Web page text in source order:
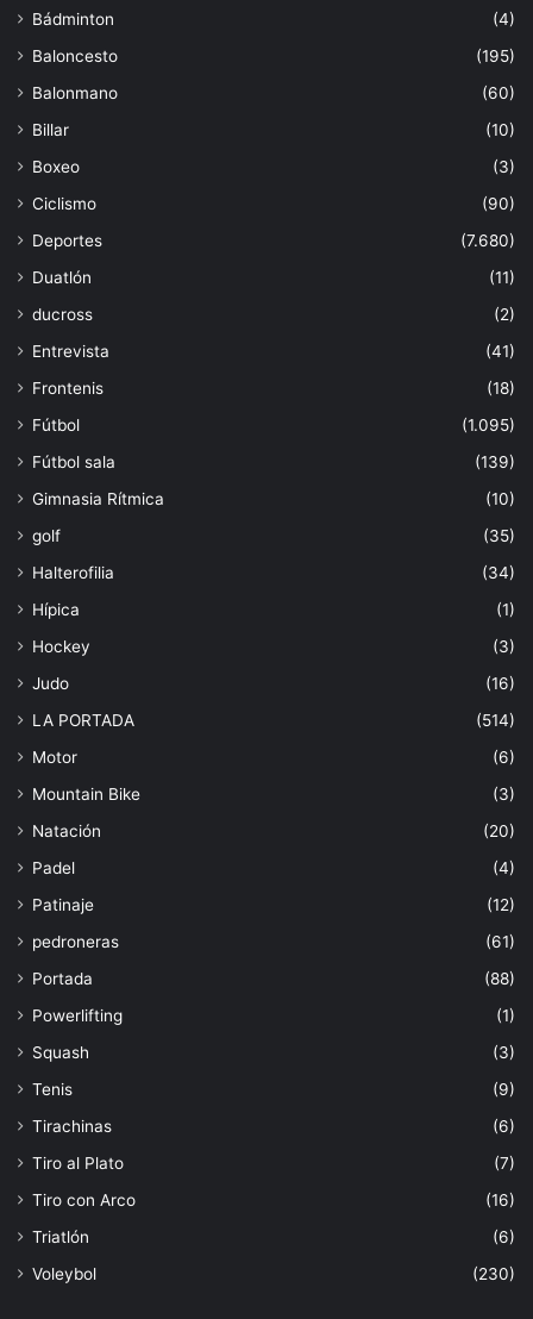
Bádminton
(4)
Baloncesto
(195)
Balonmano
(60)
Billar
(10)
Boxeo
(3)
Ciclismo
(90)
Deportes
(7.680)
Duatlón
(11)
ducross
(2)
Entrevista
(41)
Frontenis
(18)
Fútbol
(1.095)
Fútbol sala
(139)
Gimnasia Rítmica
(10)
golf
(35)
Halterofilia
(34)
Hípica
(1)
Hockey
(3)
Judo
(16)
LA PORTADA
(514)
Motor
(6)
Mountain Bike
(3)
Natación
(20)
Padel
(4)
Patinaje
(12)
pedroneras
(61)
Portada
(88)
Powerlifting
(1)
Squash
(3)
Tenis
(9)
Tirachinas
(6)
Tiro al Plato
(7)
Tiro con Arco
(16)
Triatlón
(6)
Voleybol
(230)